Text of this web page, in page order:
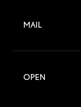
MAIL
OPEN